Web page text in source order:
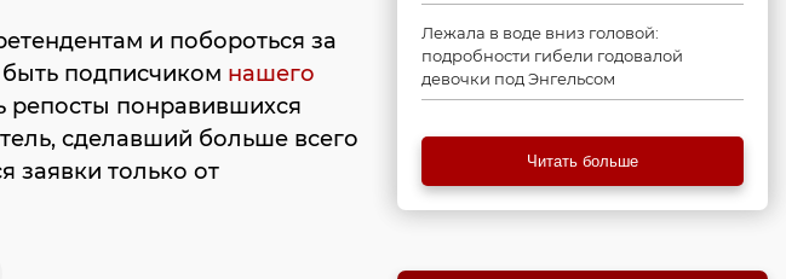
и побороться за
подписчиком нашего
репосты понравившихся
сделавший больше всего
заявки только от
Лежала в воде вниз головой:
подробности гибели годовалой
девочки под Энгельсом
Читать больше